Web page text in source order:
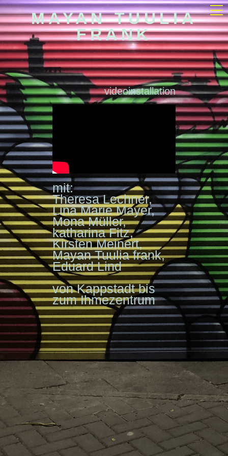
MAYAN TUULIA
FRANK
videoinstallation
mit:
Theresa Lechner,
Lina Marie Mayer,
Mona Müller,
katharina Fitz,
Kirsten Meinert,
Mayan Tuulia frank,
Eduard Lind
von Kappstadt bis
zum Ihmezentrum